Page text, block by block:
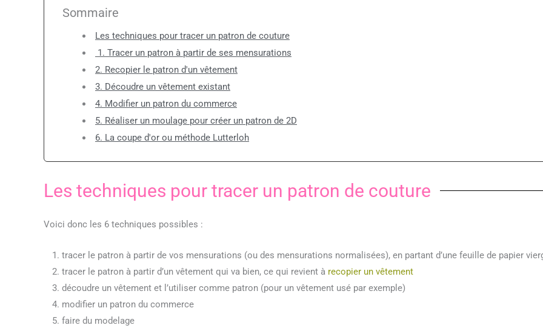
Sommaire
Les techniques pour tracer un patron de couture
1. Tracer un patron à partir de ses mensurations
2. Recopier le patron d'un vêtement
3. Découdre un vêtement existant
4. Modifier un patron du commerce
5. Réaliser un moulage pour créer un patron de 2D
6. La coupe d'or ou méthode Lutterloh
Les techniques pour tracer un patron de couture
Voici donc les 6 techniques possibles :
tracer le patron à partir de vos mensurations (ou des mensurations normalisées), en partant d’une feuille de papier
tracer le patron à partir d’un vêtement qui va bien, ce qui revient à recopier un vêtement
découdre un vêtement et l’utiliser comme patron (pour un vêtement usé par exemple)
modifier un patron du commerce
faire du modelage